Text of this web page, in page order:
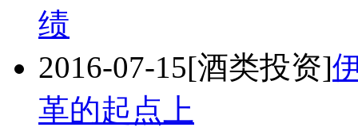
绩
2016-07-15[酒类投资]
革的起点上